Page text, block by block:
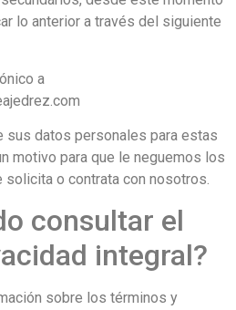
lo anterior a través del siguiente
a
sus datos personales para estas
motivo para que le neguemos los
o contrata con nosotros.
consultar el
integral?
sobre los términos y